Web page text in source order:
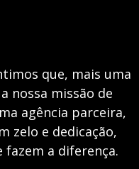
que, mais uma
nossa missão de
agência parceira,
zelo e dedicação,
fazem a diferença.